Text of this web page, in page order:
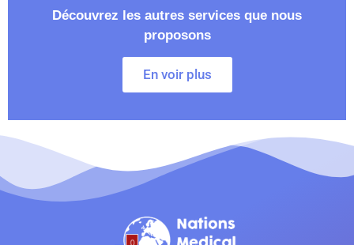
Découvrez les autres services que nous
proposons
En voir plus